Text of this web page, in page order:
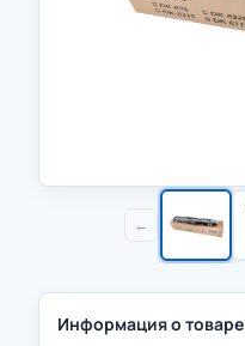
←
Информация о товаре